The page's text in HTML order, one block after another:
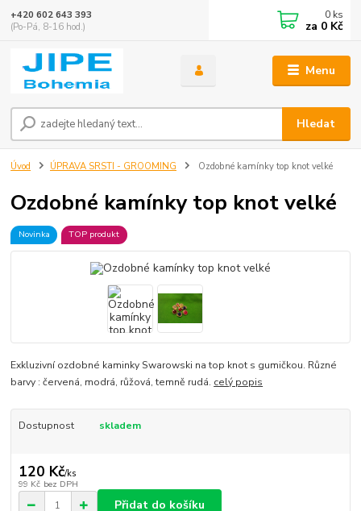
Menu
Hledat
+420 602 643 393
(Po-Pá, 8-16 hod.)
0 ks
za 0 Kč
Úvod ÚPRAVA SRSTI - GROOMING Ozdobné kamínky top knot velké
Ozdobné kamínky top knot velké
Novinka TOP produkt
Exkluzivní ozdobné kaminky Swarowski na top knot s gumičkou. Různé
barvy : červená, modrá, růžová, temně rudá. celý popis
Dostupnost skladem
120 Kč/ks
99 Kč bez DPH
Přidat do košíku